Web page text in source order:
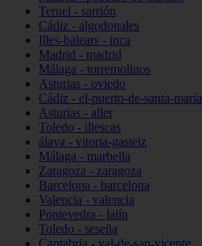
Teruel - sarrión
Cádiz - algodonales
Illes-balears - inca
Madrid - madrid
Málaga - torremolinos
Asturias - oviedo
Cádiz - el-puerto-de-santa-maría
Asturias - aller
Toledo - illescas
álava - vitoria-gasteiz
Málaga - marbella
Zaragoza - zaragoza
Barcelona - barcelona
Valencia - valencia
Pontevedra - lalín
Toledo - seseña
Cantabria - val-de-san-vicente